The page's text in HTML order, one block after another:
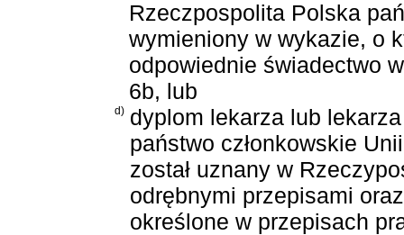
Rzeczpospolita Polska
wymieniony w wykazie, o
odpowiednie świadectwo
6b, lub
d) dyplom lekarza lub
państwo członkowskie
został uznany w
odrębnymi przepisami
określone w przepisach